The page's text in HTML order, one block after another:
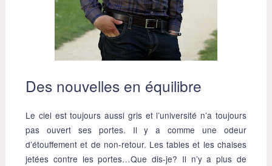
Des nouvelles en équilibre
Le ciel est toujours aussi gris et l’université n’a toujours
pas ouvert ses portes. Il y a comme une odeur
d’étouffement et de non-retour. Les tables et les chaises
jetées contre les portes…Que dis-je? Il n’y a plus de